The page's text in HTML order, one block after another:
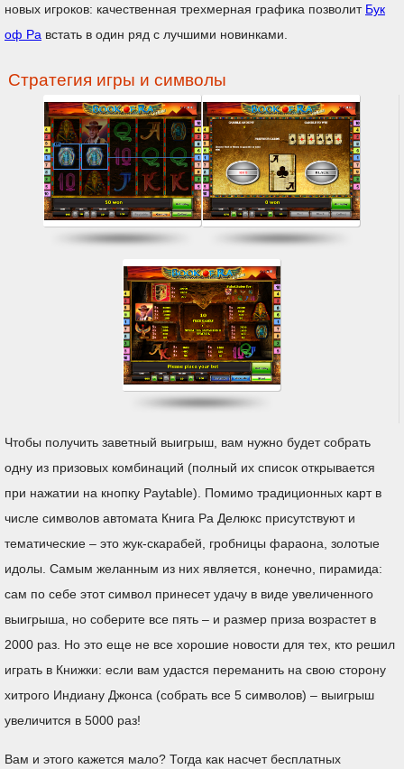
новых игроков: качественная трехмерная графика позволит Бук
оф Ра встать в один ряд с лучшими новинками.
Стратегия игры и символы
Чтобы получить заветный выигрыш, вам нужно будет собрать
одну из призовых комбинаций (полный их список открывается
при нажатии на кнопку Paytable). Помимо традиционных карт в
числе символов автомата Книга Ра Делюкс присутствуют и
тематические – это жук-скарабей, гробницы фараона, золотые
идолы. Самым желанным из них является, конечно, пирамида:
сам по себе этот символ принесет удачу в виде увеличенного
выигрыша, но соберите все пять – и размер приза возрастет в
2000 раз. Но это еще не все хорошие новости для тех, кто решил
играть в Книжки: если вам удастся переманить на свою сторону
хитрого Индиану Джонса (собрать все 5 символов) – выигрыш
увеличится в 5000 раз!
Вам и этого кажется мало? Тогда как насчет бесплатных